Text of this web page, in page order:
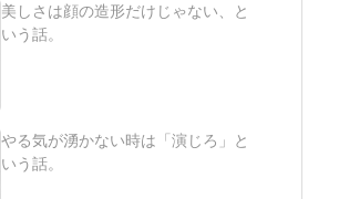
美しさは顔の造形だけじゃない、と
いう話。
やる気が湧かない時は「演じろ」と
いう話。